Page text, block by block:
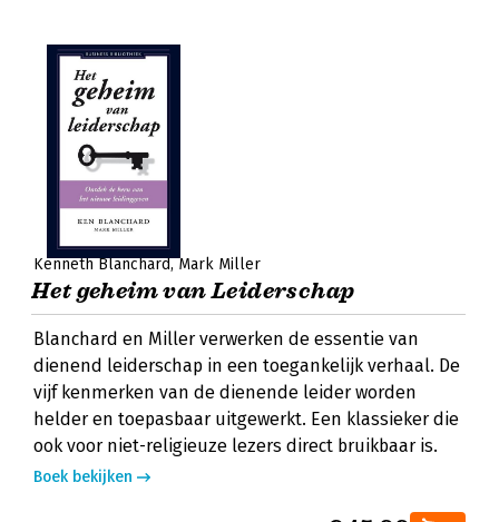
Kenneth Blanchard Mark Miller
Het geheim van Leiderschap
Blanchard en Miller verwerken de essentie van
dienend leiderschap in een toegankelijk verhaal. De
vijf kenmerken van de dienende leider worden
helder en toepasbaar uitgewerkt. Een klassieker die
ook voor niet-religieuze lezers direct bruikbaar is.
Boek bekijken